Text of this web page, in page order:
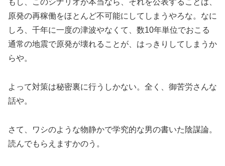
もし、このシナリオが本当なら、それを公表することは、
原発の再稼働をほとんど不可能にしてしまうやろな。なに
しろ、千年に一度の津波やなくて、数10年単位でおこる
通常の地震で原発が壊れることが、はっきりしてしまうか
らや。
よって対策は秘密裏に行うしかない。全く、御苦労さんな
話や。
さて、ワシのような物静かで学究的な男の書いた陰謀論。
読んでもらえますかのう。